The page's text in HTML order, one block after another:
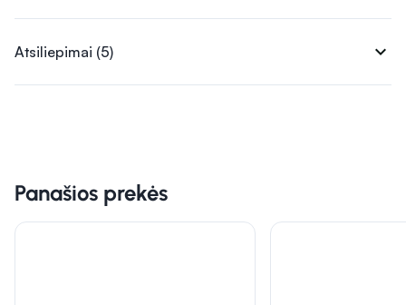
Atsiliepimai (5) expand_more
Panašios prekės